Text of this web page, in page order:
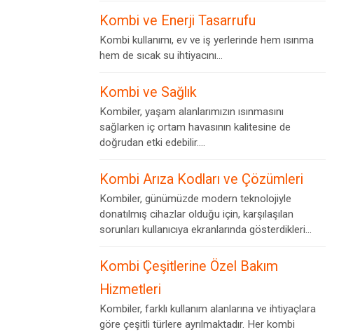
Kombi ve Enerji Tasarrufu
Kombi kullanımı, ev ve iş yerlerinde hem ısınma
hem de sıcak su ihtiyacını...
Kombi ve Sağlık
Kombiler, yaşam alanlarımızın ısınmasını
sağlarken iç ortam havasının kalitesine de
doğrudan etki edebilir....
Kombi Arıza Kodları ve Çözümleri
Kombiler, günümüzde modern teknolojiyle
donatılmış cihazlar olduğu için, karşılaşılan
sorunları kullanıcıya ekranlarında gösterdikleri...
Kombi Çeşitlerine Özel Bakım
Hizmetleri
Kombiler, farklı kullanım alanlarına ve ihtiyaçlara
göre çeşitli türlere ayrılmaktadır. Her kombi